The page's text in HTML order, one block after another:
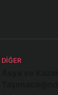
DIĞER